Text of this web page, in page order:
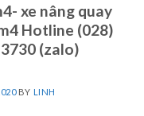
xe nâng quay
Hotline (028)
(zalo)
BY LINH